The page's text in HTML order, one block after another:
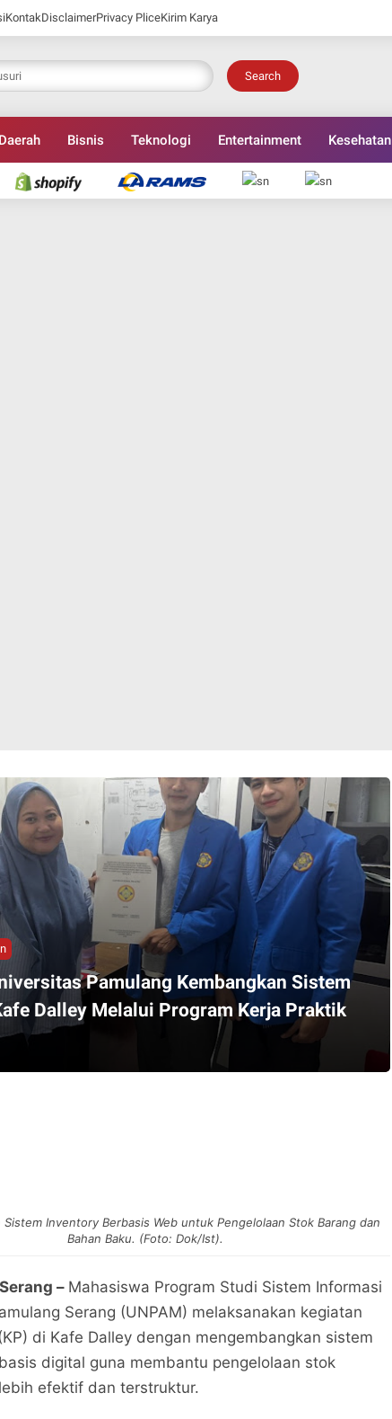
KontakDisclaimerPrivacy PliceKirim Karya
Search
Daerah Bisnis Teknologi Entertainment Kesehatan
Pamulang Kembangkan Sistem
Dalley Melalui Program Kerja Praktik
Sistem Inventory Berbasis Web untuk Pengelolaan Stok Barang dan
Bahan Baku. (Foto: Dok/Ist).
– Mahasiswa Program Studi Sistem Informasi
Serang (UNPAM) melaksanakan kegiatan
di Kafe Dalley dengan mengembangkan sistem
digital guna membantu pengelolaan stok
efektif dan terstruktur.